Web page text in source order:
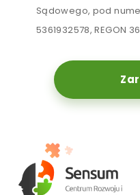
Sądowego, pod
5361932578, REGON